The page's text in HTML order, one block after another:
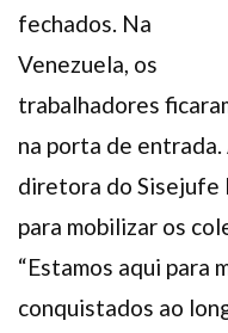
fechados. Na
Venezuela, os
trabalhadores
na porta de entrada.
diretora do Sisejufe
para mobilizar os
“Estamos aqui para
conquistados ao